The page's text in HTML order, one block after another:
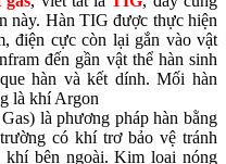
này. Hàn TIG được thực hiện
điện cực còn lại gắn vào vật
đến gần vật thể hàn sinh
hàn và kết dính. Mối hàn
là khí Argon
là phương pháp hàn bằng
có khí trơ bảo vệ tránh
khí bên ngoài. Kim loại nóng